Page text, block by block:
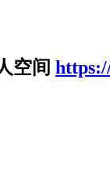
空间